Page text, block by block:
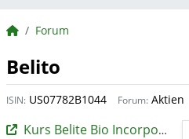
BörsenNEWS.de
Forum
Belito
ISIN: US07782B1044 Forum: Aktien
Kurs Belite Bio Incorporation